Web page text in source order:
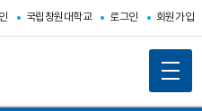
국립창원대학교 로그인 회원가입